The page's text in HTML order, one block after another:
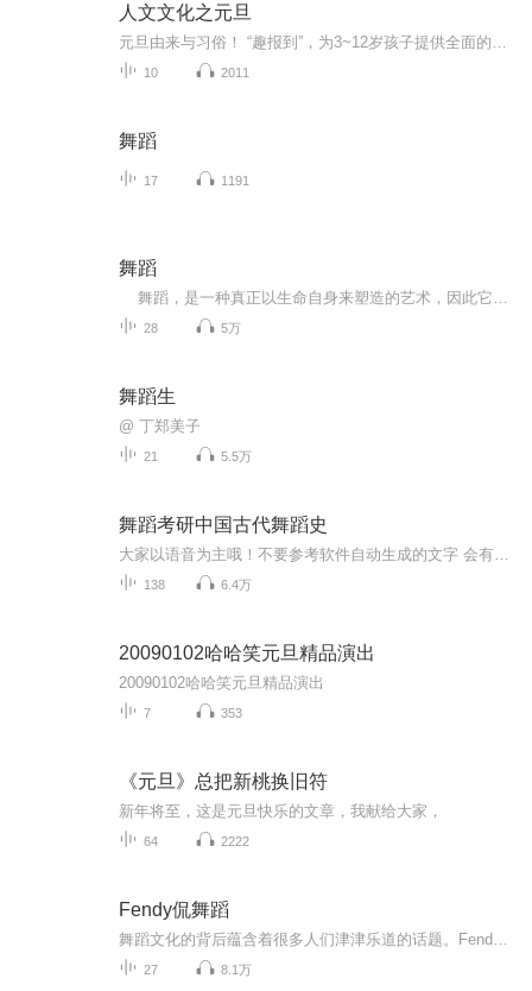
人文文化之元旦
10 2011
舞蹈
17 1191
舞蹈
28 5万
舞蹈生
@ 丁郑美子
21 5.5万
舞蹈考研中国古代舞蹈史
138 6.4万
20090102哈哈笑元旦精品演出
20090102哈哈笑元旦精品演出
7 353
《元旦》总把新桃换旧符
新年将至，这是元旦快乐的文章，我献给大家，
64 2222
Fendy侃舞蹈
27 8.1万